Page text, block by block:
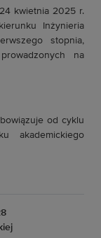
kwietnia 2025 r.
Inżynieria
stopnia,
na
od cyklu
akademickiego